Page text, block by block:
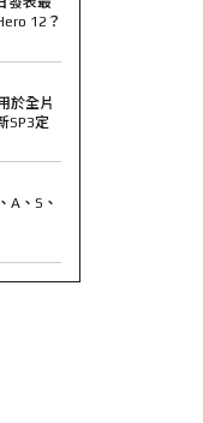
12？
於全片
SP3定
A、S、